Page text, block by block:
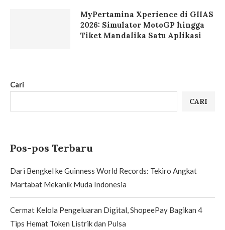
Cari
CARI
Pos-pos Terbaru
Dari Bengkel ke Guinness World Records: Tekiro Angkat
Martabat Mekanik Muda Indonesia
Cermat Kelola Pengeluaran Digital, ShopeePay Bagikan 4
Tips Hemat Token Listrik dan Pulsa
MyPertamina Xperience di GIIAS
2026: Simulator MotoGP hingga
Tiket Mandalika Satu Aplikasi